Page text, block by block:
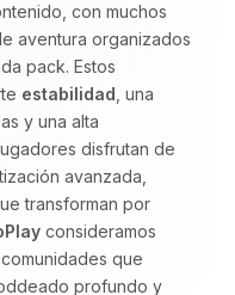
con muchos
aventura organizados
pack. Estos
estabilidad , una
y una alta
disfrutan de
avanzada,
transforman por
consideramos
que
profundo y
quien
pequeno
Cuentame
mis
ayudarte.